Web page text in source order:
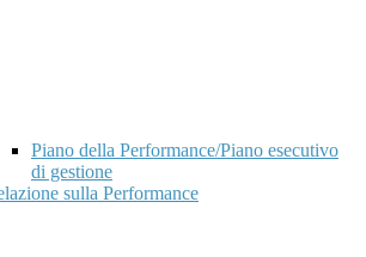
Piano della Performance/Piano esecutivo
di gestione
sulla Performance